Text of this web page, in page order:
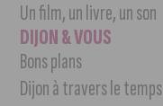
Un film, un livre, un son
DIJON & VOUS
Bons plans
Dijon à travers le temps